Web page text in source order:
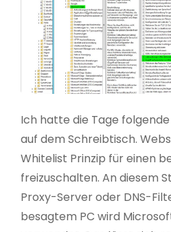
Ich hatte die Tage
auf dem Schreibtisch.
Whitelist Prinzip für einen
freizuschalten. An diesem
Proxy-Server oder DNS-
besagtem PC wird